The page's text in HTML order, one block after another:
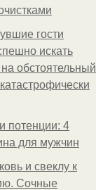
гости
искать
обстоятельный
потенции: 4
для мужчин
и свеклу к
Сочные